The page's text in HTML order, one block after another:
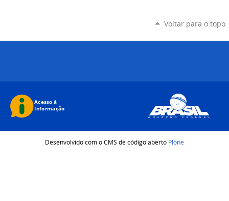
Voltar para o topo
Desenvolvido com o CMS de código aberto Plone